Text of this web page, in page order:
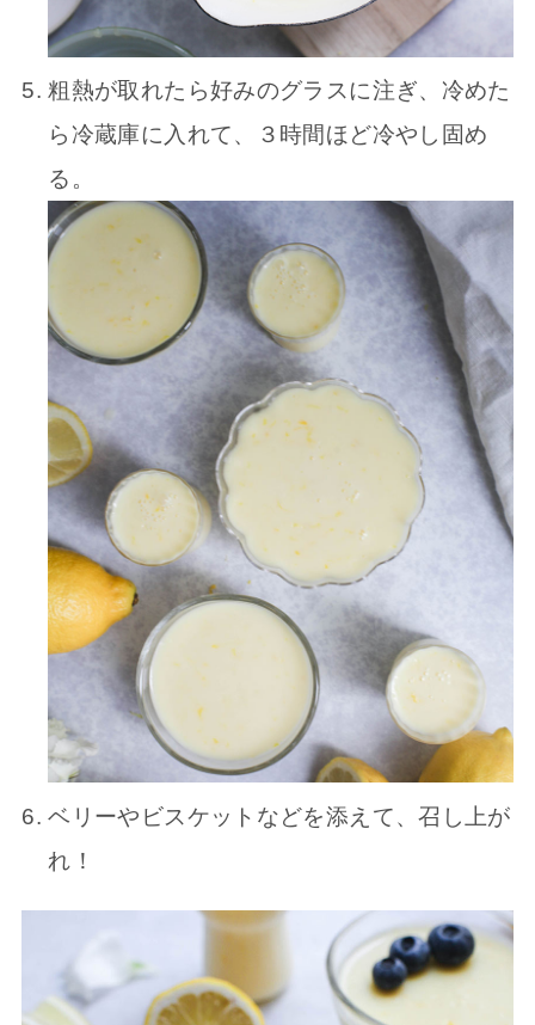
粗熱が取れたら好みのグラスに注ぎ、冷めた
ら冷蔵庫に入れて、３時間ほど冷やし固め
る。
ベリーやビスケットなどを添えて、召し上が
れ！